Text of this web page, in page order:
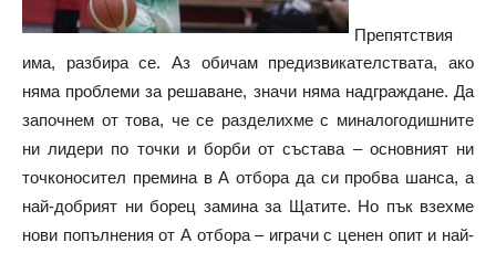
Препятствия
има, разбира се. Аз обичам предизвикателствата, ако
няма проблеми за решаване, значи няма надграждане. Да
започнем от това, че се разделихме с миналогодишните
ни лидери по точки и борби от състава – основният ни
точконосител премина в А отбора да си пробва шанса, а
най-добрият ни борец замина за Щатите. Но пък взехме
нови попълнения от А отбора – играчи с ценен опит и най-